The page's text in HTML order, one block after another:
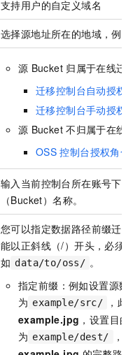
支持用户的自定义域名
选择源地址所在的地域，例如
源 Bucket 归属于在线迁
迁移控制台自动授权
迁移控制台手动授权
源 Bucket 不归属于在线
OSS 控制台授权角色
输入当前控制台所在账号下
（Bucket）名称。
您可以指定数据路径前缀迁
能以正斜线（/）开头，必须
如 data/to/oss/ 。
指定前缀：例如设置源数
为 example/src/
，
example.jpg ，设置目
为 example/dest/
，